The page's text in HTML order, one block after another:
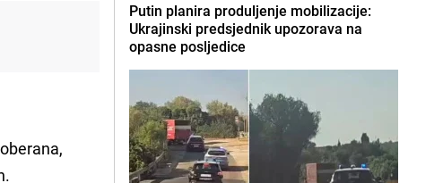
Putin planira produljenje mobilizacije:
Ukrajinski predsjednik upozorava na
opasne posljedice